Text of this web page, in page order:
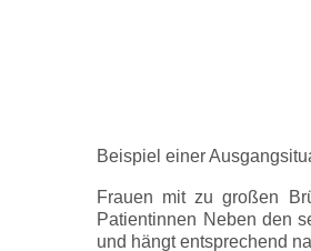
Beispiel einer
Frauen mit zu großen
Patientinnen Neben den
und hängt entsprechend